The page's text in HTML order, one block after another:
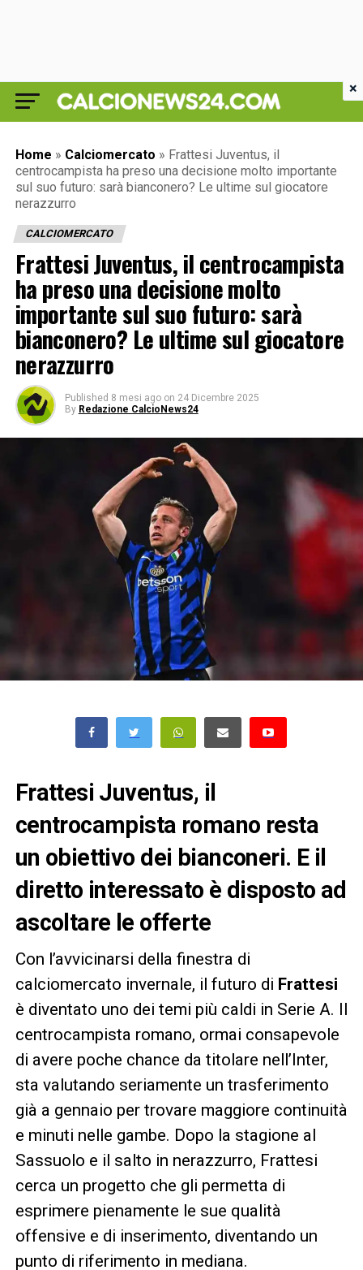
Home » Calciomercato » Frattesi Juventus, il
centrocampista ha preso una decisione molto importante
sul suo futuro: sarà bianconero? Le ultime sul giocatore
nerazzurro
CALCIOMERCATO
Frattesi Juventus, il centrocampista
ha preso una decisione molto
importante sul suo futuro: sarà
bianconero? Le ultime sul giocatore
nerazzurro
Published 8 mesi ago on 24 Dicembre 2025
By Redazione CalcioNews24
Frattesi Juventus, il
centrocampista romano resta
un obiettivo dei bianconeri. E il
diretto interessato è disposto ad
ascoltare le offerte
Con l’avvicinarsi della finestra di
calciomercato invernale, il futuro di Frattesi
è diventato uno dei temi più caldi in Serie A. Il
centrocampista romano, ormai consapevole
di avere poche chance da titolare nell’Inter,
sta valutando seriamente un trasferimento
già a gennaio per trovare maggiore continuità
e minuti nelle gambe. Dopo la stagione al
Sassuolo e il salto in nerazzurro, Frattesi
cerca un progetto che gli permetta di
esprimere pienamente le sue qualità
offensive e di inserimento, diventando un
punto di riferimento in mediana.
×